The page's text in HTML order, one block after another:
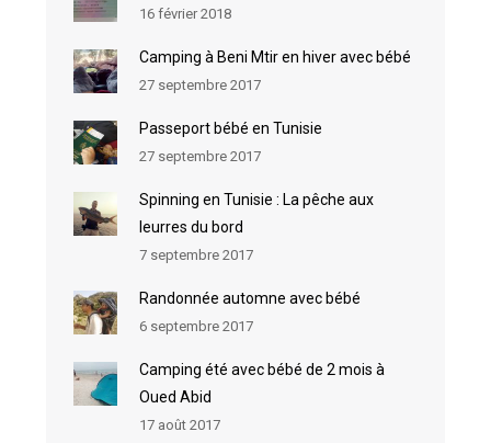
16 février 2018
Camping à Beni Mtir en hiver avec bébé
27 septembre 2017
Passeport bébé en Tunisie
27 septembre 2017
Spinning en Tunisie : La pêche aux
leurres du bord
7 septembre 2017
Randonnée automne avec bébé
6 septembre 2017
Camping été avec bébé de 2 mois à
Oued Abid
17 août 2017